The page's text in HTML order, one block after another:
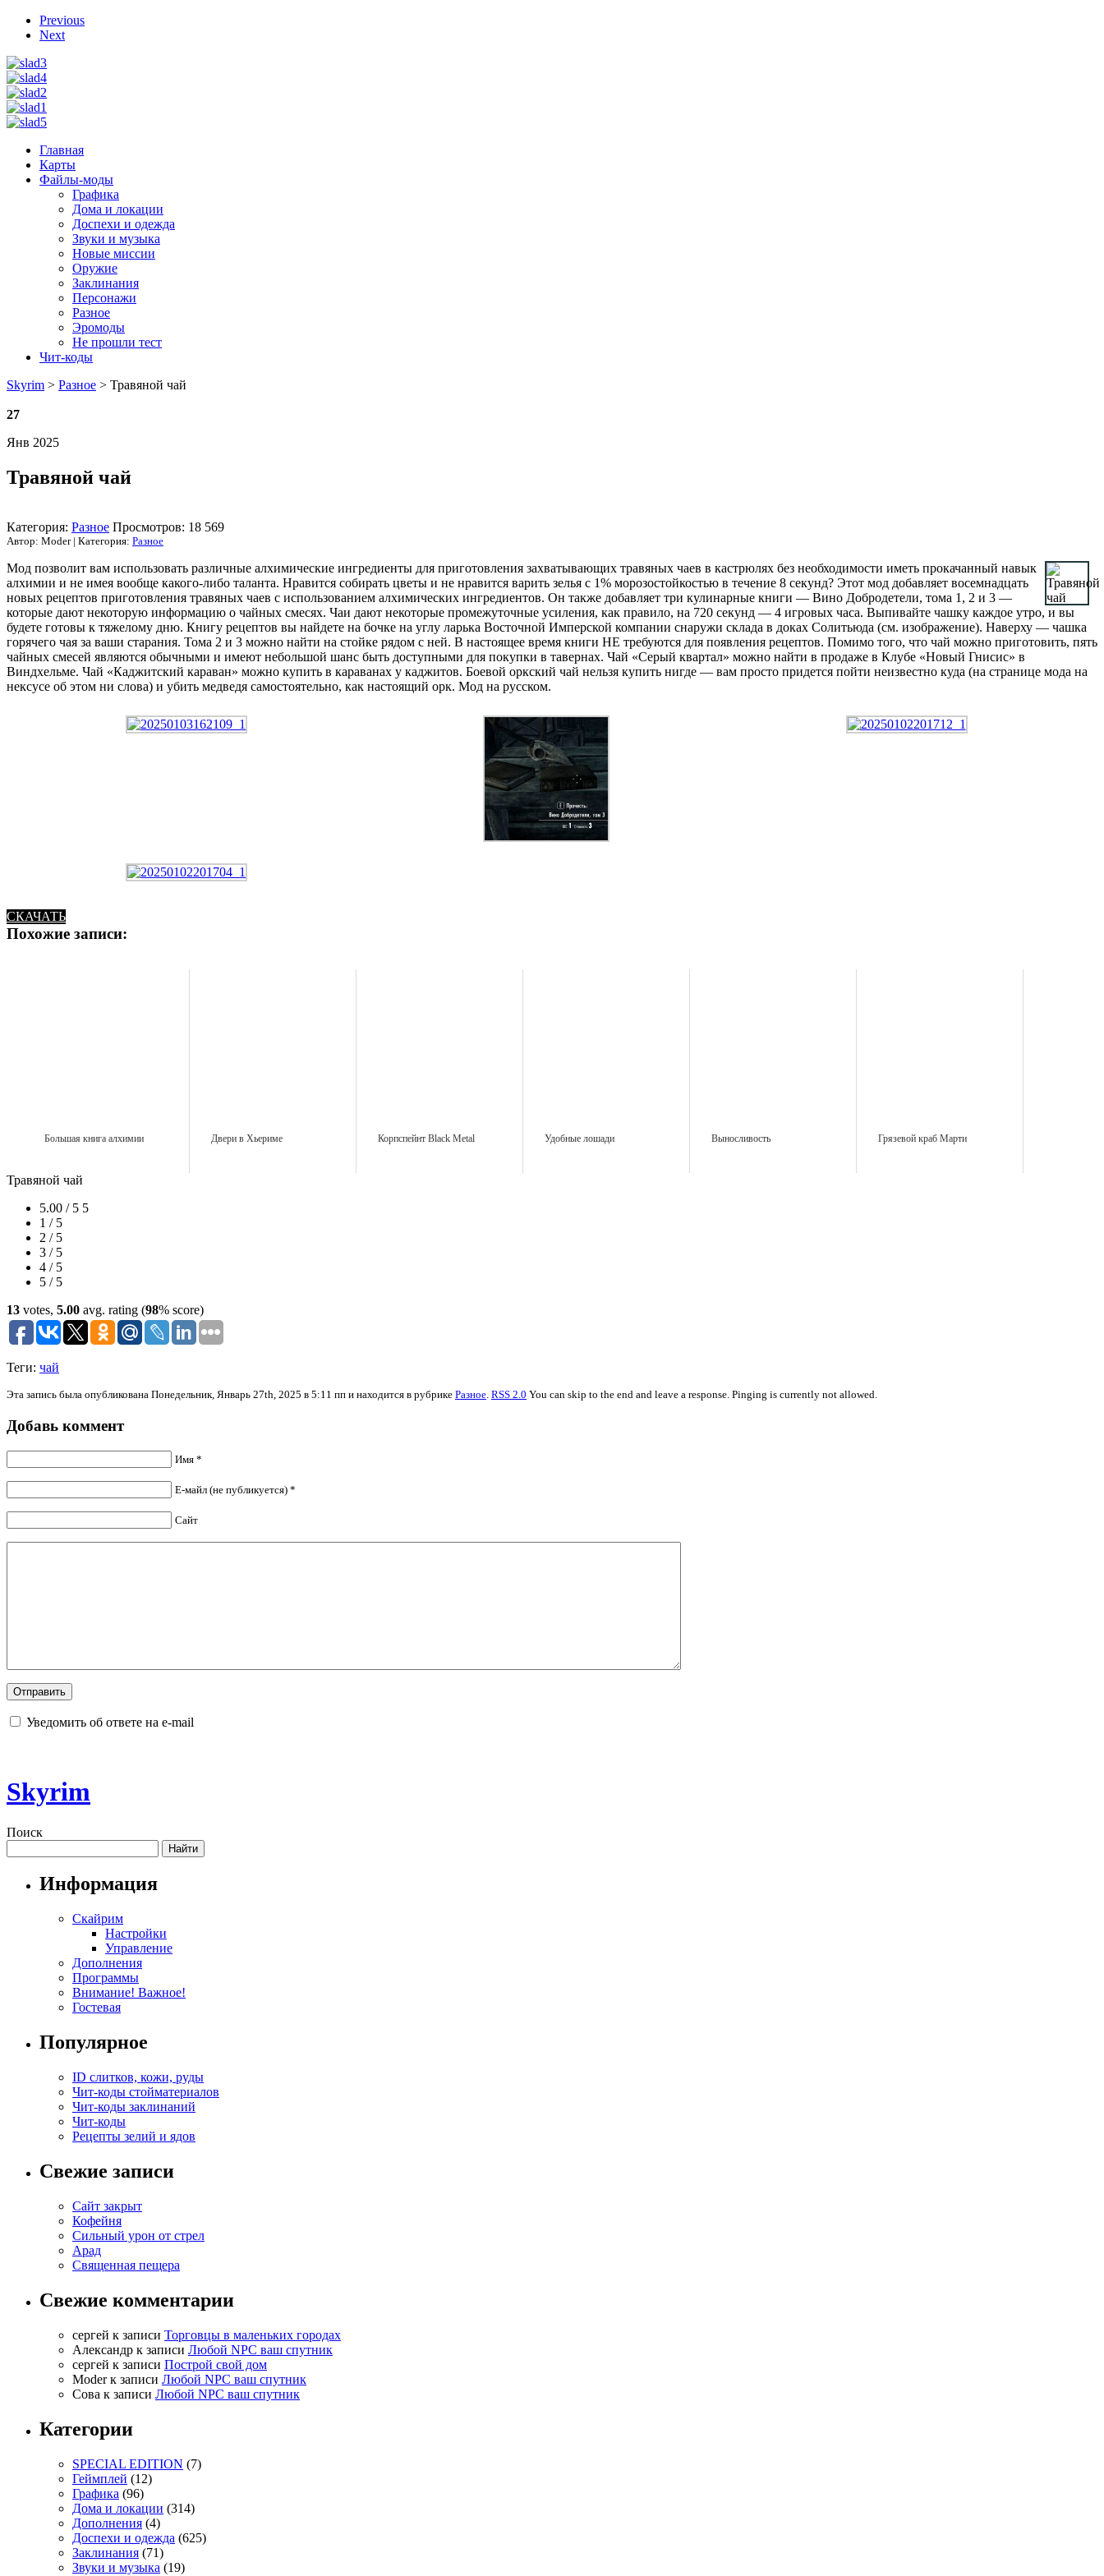
Previous
Next
Главная
Карты
Файлы-моды
Графика
Дома и локации
Доспехи и одежда
Звуки и музыка
Новые миссии
Оружие
Заклинания
Персонажи
Разное
Эромоды
Не прошли тест
Чит-коды
Skyrim > Разное > Травяной чай
27
Янв 2025
Травяной чай
Категория: Разное Просмотров: 18 569
Автор: Moder | Категория: Разное
Мод позволит вам использовать различные алхимические ингредиенты для приготовления захватывающих травяных чаев в кастрюлях без необходимости иметь прокачанный навык
алхимии и не имея вообще какого-либо таланта. Нравится собирать цветы и не нравится варить зелья с 1% морозостойкостью в течение 8 секунд? Этот мод добавляет восемнадцать
новых рецептов приготовления травяных чаев с использованием алхимических ингредиентов. Он также добавляет три кулинарные книги — Вино Добродетели, тома 1, 2 и 3 —
которые дают некоторую информацию о чайных смесях. Чаи дают некоторые промежуточные усиления, как правило, на 720 секунд — 4 игровых часа. Выпивайте чашку каждое утро, и вы
будете готовы к тяжелому дню. Книгу рецептов вы найдете на бочке на углу ларька Восточной Имперской компании снаружи склада в доках Солитьюда (см. изображение). Наверху — чашка
горячего чая за ваши старания. Тома 2 и 3 можно найти на стойке рядом с ней. В настоящее время книги НЕ требуются для появления рецептов. Помимо того, что чай можно приготовить, пять
чайных смесей являются обычными и имеют небольшой шанс быть доступными для покупки в тавернах. Чай «Серый квартал» можно найти в продаже в Клубе «Новый Гнисис» в
Виндхельме. Чай «Каджитский караван» можно купить в караванах у каджитов. Боевой оркский чай нельзя купить нигде — вам просто придется пойти неизвестно куда (на странице мода на
нексусе об этом ни слова) и убить медведя самостоятельно, как настоящий орк. Мод на русском.
СКАЧАТЬ
Похожие записи:
Большая книга алхимии Двери в Хьериме Корпспейнт Black Metal Удобные лошади Выносливость Грязевой краб Марти
Травяной чай
5.00 / 5 5
1 / 5
2 / 5
3 / 5
4 / 5
5 / 5
13 votes, 5.00 avg. rating (98% score)
Теги: чай
Эта запись была опубликована Понедельник, Январь 27th, 2025 в 5:11 пп и находится в рубрике Разное. RSS 2.0 You can skip to the end and leave a response. Pinging is currently not allowed.
Добавь коммент
Имя *
Е-майл (не публикуется) *
Сайт
Уведомить об ответе на e-mail
Skyrim
Поиск
Информация
Скайрим
Настройки
Управление
Дополнения
Программы
Внимание! Важное!
Гостевая
Популярное
ID слитков, кожи, руды
Чит-коды стойматериалов
Чит-коды заклинаний
Чит-коды
Рецепты зелий и ядов
Свежие записи
Сайт закрыт
Кофейня
Cильный урон от стрел
Арад
Священная пещера
Свежие комментарии
cергей к записи Торговцы в маленьких городах
Александр к записи Любой NPC ваш спутник
cергей к записи Построй свой дом
Moderк записи Любой NPC ваш спутник
Сова к записи Любой NPC ваш спутник
Категории
SPECIAL EDITION (7)
Геймплей (12)
Графика (96)
Дома и локации (314)
Дополнения (4)
Доспехи и одежда (625)
Заклинания (71)
Звуки и музыка (19)